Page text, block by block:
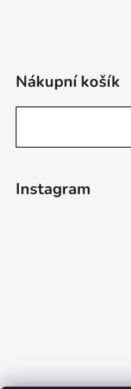
Nákupní košík
Instagram